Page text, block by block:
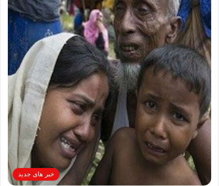
خبر های جدید